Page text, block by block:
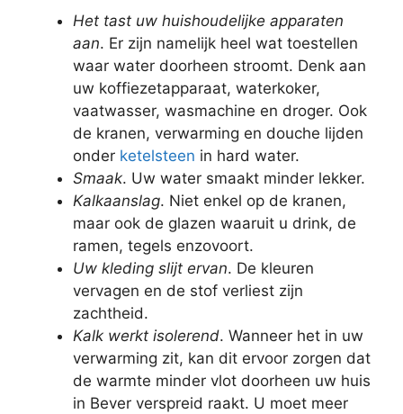
Het tast uw huishoudelijke apparaten
aan. Er zijn namelijk heel wat toestellen
waar water doorheen stroomt. Denk aan
uw koffiezetapparaat, waterkoker,
vaatwasser, wasmachine en droger. Ook
de kranen, verwarming en douche lijden
onder ketelsteen in hard water.
Smaak. Uw water smaakt minder lekker.
Kalkaanslag. Niet enkel op de kranen,
maar ook de glazen waaruit u drink, de
ramen, tegels enzovoort.
Uw kleding slijt ervan. De kleuren
vervagen en de stof verliest zijn
zachtheid.
Kalk werkt isolerend. Wanneer het in uw
verwarming zit, kan dit ervoor zorgen dat
de warmte minder vlot doorheen uw huis
in Bever verspreid raakt. U moet meer